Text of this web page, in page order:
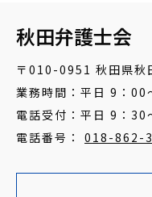
秋田弁護士会
〒010-0951 秋田県秋
業務時間：平日 9：00
電話受付：平日 9：30
電話番号： 018-862-